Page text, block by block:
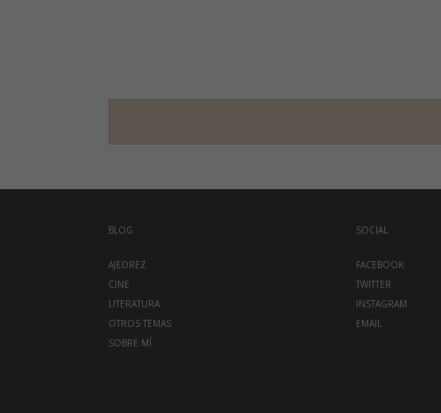
BLOG
AJEDREZ
CINE
LITERATURA
OTROS TEMAS
SOBRE MÍ
SOCIAL
FACEBOOK
TWITTER
INSTAGRAM
EMAIL